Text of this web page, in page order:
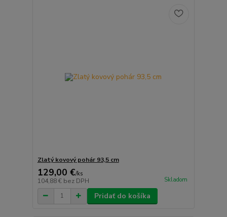
Zlatý kovový pohár 93,5 cm
129,00 €/ks
104,88 € bez DPH Skladom
Pridať do košíka